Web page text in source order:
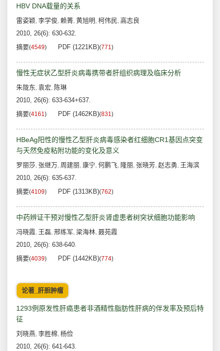
HBV DNA载量的关系
雷姿颖, 李学俊, 赖菁, 黄旭明 , 柯伟民, 高志良
2010, 26(6): 630-632.
摘要(4549) PDF (1221KB)(771)
慢性无症状乙型肝炎病毒携带者肝组织病理及临床分析
朱陇东, 袁宏, 陈琳
2010, 26(6): 633-634+637.
摘要(4161) PDF (1462KB)(831)
HBeAg阳性的慢性乙型肝炎病毒感染者红细胞CR1基因点突变
与天然免疫粘附功能的变化及意义
罗丽莎, 张继万, 周建丽, 康宁, 何鹏飞, 隆丽, 张晓芳, 赵志勇, 王海滨
2010, 26(6): 635-637.
摘要(4109) PDF (1313KB)(762)
中药辨证干预对慢性乙型肝炎肾虚患者树突状细胞功能影响
冯晓霞, 王磊, 邢练军, 梁海林, 聂苑霞
2010, 26(6): 638-640.
摘要(4039) PDF (1442KB)(774)
论著_肝胆肿瘤
1293例原发性肝癌患者非酒精性脂肪性肝病的伴发率及预后特
征
刘晓燕, 李胜棉, 杨俭
2010, 26(6): 641-643.